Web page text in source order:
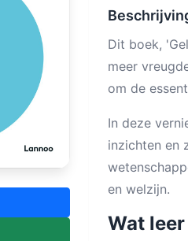
Dit boek,
meer
om de
In deze
inzichten en
en welzijn.
Wat